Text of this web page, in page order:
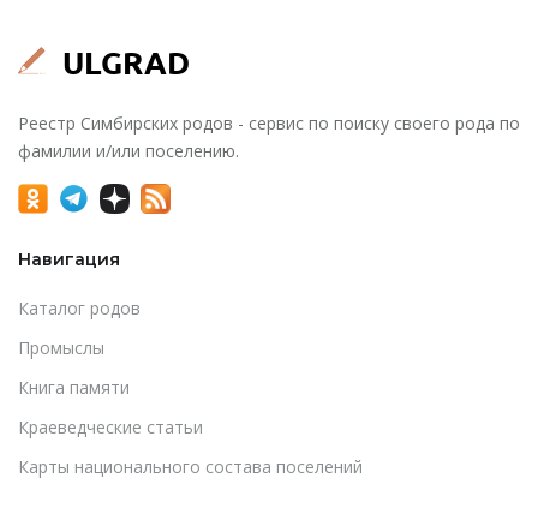
Реестр Симбирских родов - сервис по поиску своего рода по
фамилии и/или поселению.
Навигация
Каталог родов
Промыслы
Книга памяти
Краеведческие статьи
Карты национального состава поселений